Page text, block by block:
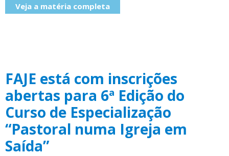
Veja a matéria completa
FAJE está com inscrições
abertas para 6ª Edição do
Curso de Especialização
“Pastoral numa Igreja em
Saída”